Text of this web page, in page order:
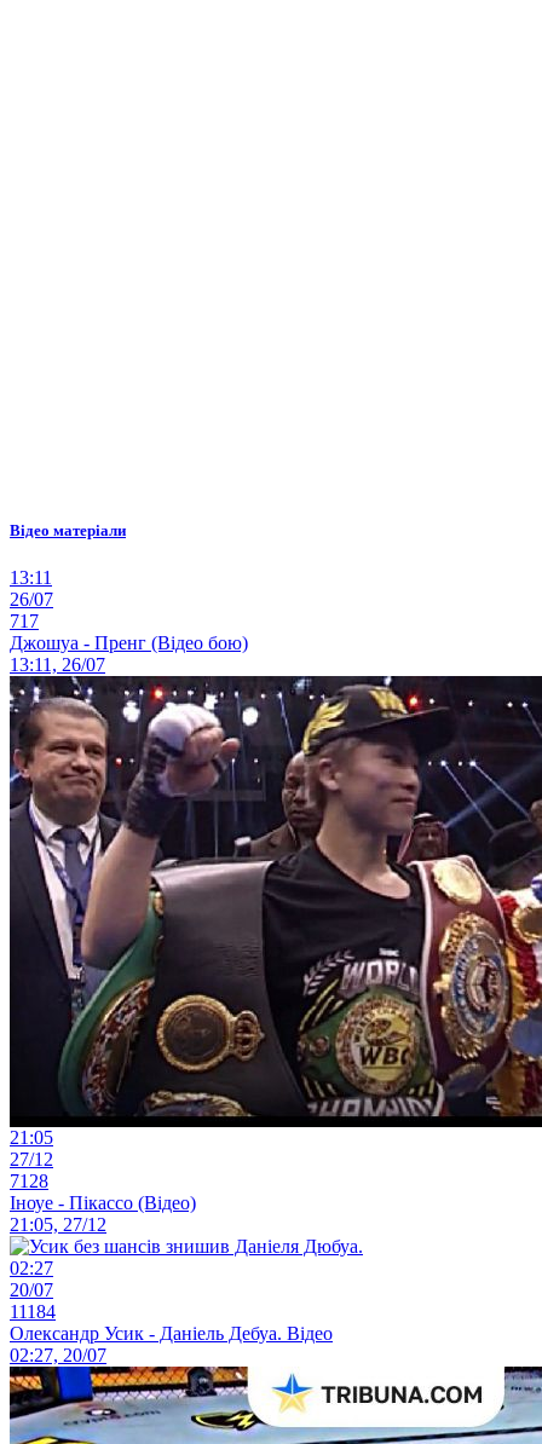
Відео матеріали
13:11
26/07
717
Джошуа - Пренг (Відео бою)
13:11, 26/07
21:05
27/12
7128
Іноуе - Пікассо (Відео)
21:05, 27/12
02:27
20/07
11184
Олександр Усик - Даніель Дебуа. Відео
02:27, 20/07